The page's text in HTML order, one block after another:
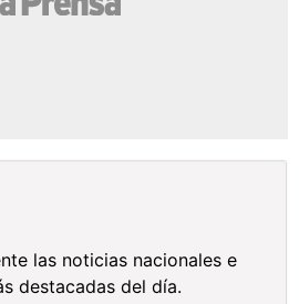
las noticias nacionales e
destacadas del día.